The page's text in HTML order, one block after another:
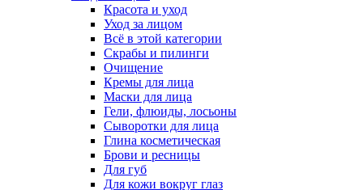
Красота и уход
Уход за лицом
Всё в этой категории
Скрабы и пилинги
Очищение
Кремы для лица
Маски для лица
Гели, флюиды, лосьоны
Сыворотки для лица
Глина косметическая
Брови и ресницы
Для губ
Для кожи вокруг глаз